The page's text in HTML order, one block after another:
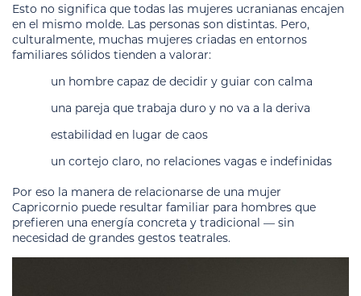
Esto no significa que todas las mujeres ucranianas encajen
en el mismo molde. Las personas son distintas. Pero,
culturalmente, muchas mujeres criadas en entornos
familiares sólidos tienden a valorar:
un hombre capaz de decidir y guiar con calma
una pareja que trabaja duro y no va a la deriva
estabilidad en lugar de caos
un cortejo claro, no relaciones vagas e indefinidas
Por eso la manera de relacionarse de una mujer
Capricornio puede resultar familiar para hombres que
prefieren una energía concreta y tradicional — sin
necesidad de grandes gestos teatrales.